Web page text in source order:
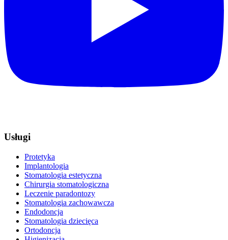
Usługi
Protetyka
Implantologia
Stomatologia estetyczna
Chirurgia stomatologiczna
Leczenie paradontozy
Stomatologia zachowawcza
Endodoncja
Stomatologia dziecięca
Ortodoncja